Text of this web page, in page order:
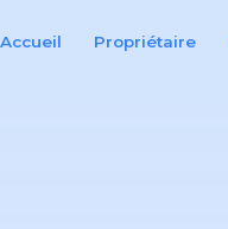
Accueil Propriétaire